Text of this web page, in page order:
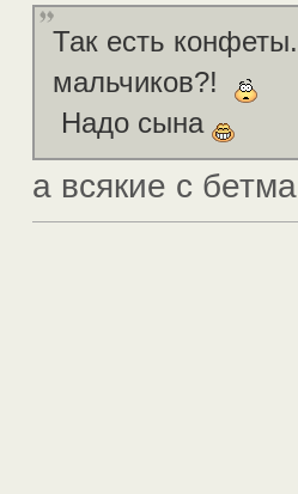
Так есть
мальчиков?!
Надо сына
а всякие с